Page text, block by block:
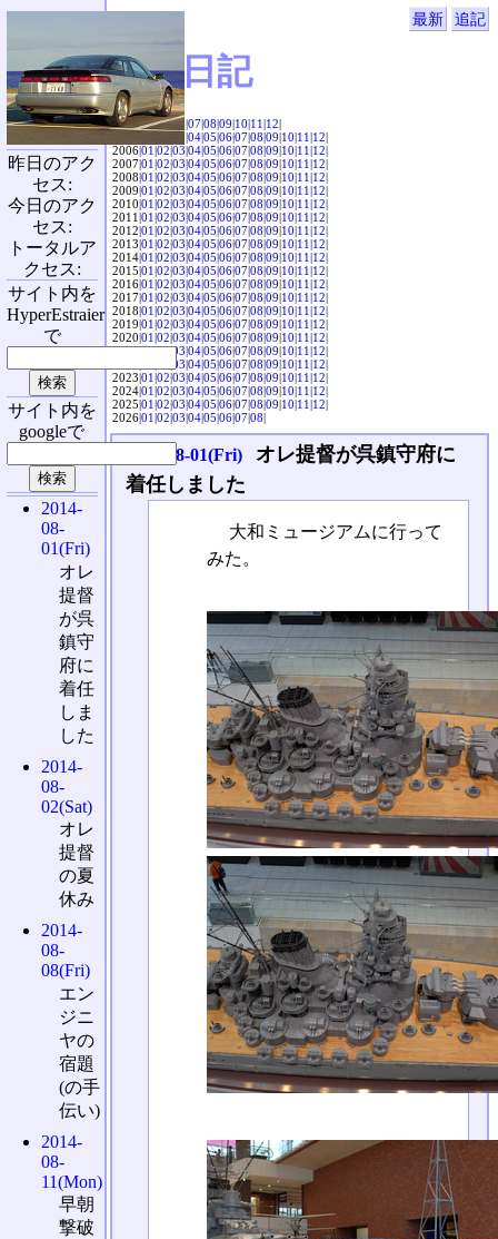
最新 追記
SVX日記
2004|04|05|06|07|08|09|10|11|12|
|04|05|06|07|08|09|10|11|12|
2006|01|02|03|04|05|06|07|08|09|10|11|12|
2007|01|02|03|04|05|06|07|08|09|10|11|12|
2008|01|02|03|04|05|06|07|08|09|10|11|12|
2009|01|02|03|04|05|06|07|08|09|10|11|12|
2010|01|02|03|04|05|06|07|08|09|10|11|12|
2011|01|02|03|04|05|06|07|08|09|10|11|12|
2012|01|02|03|04|05|06|07|08|09|10|11|12|
2013|01|02|03|04|05|06|07|08|09|10|11|12|
2014|01|02|03|04|05|06|07|08|09|10|11|12|
2015|01|02|03|04|05|06|07|08|09|10|11|12|
2016|01|02|03|04|05|06|07|08|09|10|11|12|
2017|01|02|03|04|05|06|07|08|09|10|11|12|
2018|01|02|03|04|05|06|07|08|09|10|11|12|
2019|01|02|03|04|05|06|07|08|09|10|11|12|
2020|01|02|03|04|05|06|07|08|09|10|11|12|
2021|01|02|03|04|05|06|07|08|09|10|11|12|
03|04|05|06|07|08|09|10|11|12|
2023|01|02|03|04|05|06|07|08|09|10|11|12|
2024|01|02|03|04|05|06|07|08|09|10|11|12|
2025|01|02|03|04|05|06|07|08|09|10|11|12|
2026|01|02|03|04|05|06|07|08|
2014-08-01(Fri)
オレ提督が呉鎮守府に
着任しました
大和ミュージアムに行って
みた。
昨日のアク
セス:
今日のアク
セス:
トータルア
クセス:
サイト内を
HyperEstraier
で
サイト内を
googleで
2014-
08-
01(Fri)
オレ
提督
が呉
鎮守
府に
着任
しま
した
2014-
08-
02(Sat)
オレ
提督
の夏
休み
2014-
08-
08(Fri)
エン
ジニ
ヤの
宿題
(の手
伝い)
2014-
08-
11(Mon)
早朝
撃破